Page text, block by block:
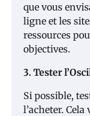
que vous
ligne et les
ressources
objectives.
3. Tester
Si possible,
l’acheter.